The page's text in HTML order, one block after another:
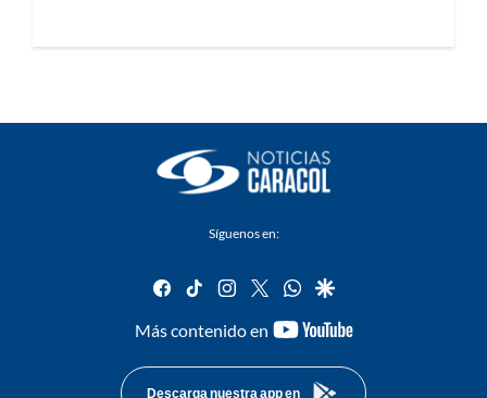
Síguenos en:
facebook
tiktok instagram
twitterwhatsapp
google
Más contenido en
youtube-
Descarga nuestra app en